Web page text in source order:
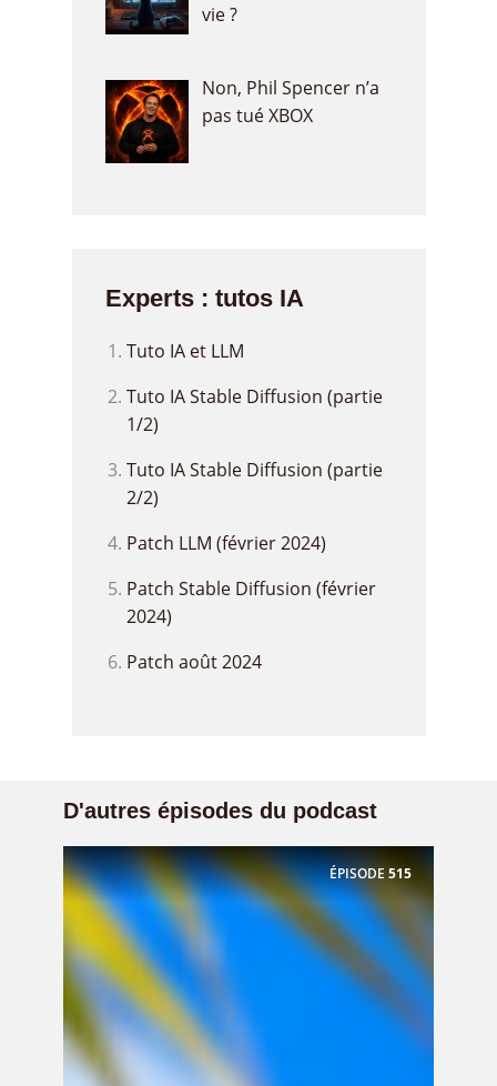
vie ?
Non, Phil Spencer n’a
pas tué XBOX
Experts : tutos IA
Tuto IA et LLM
Tuto IA Stable Diffusion (partie
1/2)
Tuto IA Stable Diffusion (partie
2/2)
Patch LLM (février 2024)
Patch Stable Diffusion (février
2024)
Patch août 2024
D'autres épisodes du podcast
ÉPISODE 515